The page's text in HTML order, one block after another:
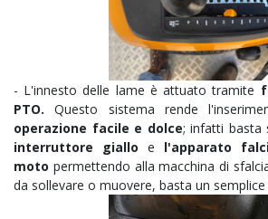
- L'innesto delle lame è attuato tramite
PTO. Questo sistema rende
operazione facile e dolce; infatti basta
interruttore giallo e l'apparato
moto permettendo alla macchina di
da sollevare o muovere, basta un semplice